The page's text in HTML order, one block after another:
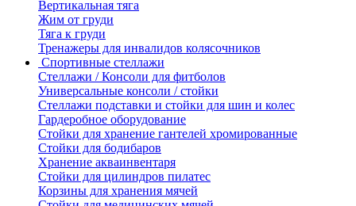
Вертикальная тяга
Жим от груди
Тяга к груди
Тренажеры для инвалидов колясочников
Спортивные стеллажи
Стеллажи / Консоли для фитболов
Универсальные консоли / стойки
Стеллажи подставки и стойки для шин и колес
Гардеробное оборудование
Стойки для хранение гантелей хромированные
Стойки для бодибаров
Хранение акваинвентаря
Стойки для цилиндров пилатес
Корзины для хранения мячей